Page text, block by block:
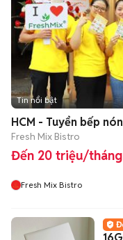
Tin nổi bật
HCM - Tuyển bếp
Fresh Mix Bistro
Đến 20 triệu/tháng
Fresh Mix Bistro